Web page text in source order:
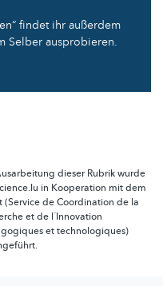
findet ihr außerdem
Selber ausprobieren.
dieser Rubrik wurde
in Kooperation mit dem
(Service de Coordination de la
et de l´Innovation
et technologiques)